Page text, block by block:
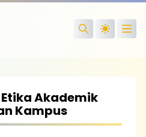
Search
Akademik
Kampus